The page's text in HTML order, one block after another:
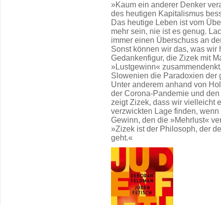
»Kaum ein anderer Denker
des heutigen Kapitalismus
Das heutige Leben ist vom
mehr sein, nie ist es genug.
immer einen Überschuss an
Sonst können wir das, was
Gedankenfigur, die Zizek mit
»Lustgewinn«
Slowenien die Paradoxien der
Unter anderem anhand von
der Corona-Pandemie und
zeigt Zizek, dass wir vielleicht
verzwickten Lage finden,
Gewinn, den die »Mehrlust«
»Zizek ist der Philosoph, der
geht.«